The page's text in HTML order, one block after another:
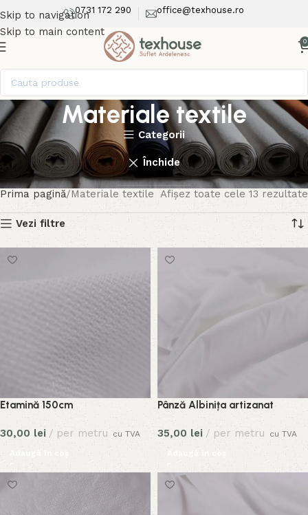
Skip to navigation
Skip to main content
0731 172 290 office@texhouse.ro
0
Materiale textile
Categorii
Închide
Prima pagină Materiale textile Afișez toate cele 13 rezultate
Vezi filtre
Etamină 150cm
30,00 lei per metru
cu TVA
Adaugă în coș
Pânză Albinița artizanat
35,00 lei per metru
cu TVA
Adaugă în coș